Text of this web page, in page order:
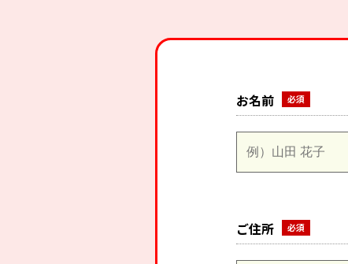
お名前
ご住所